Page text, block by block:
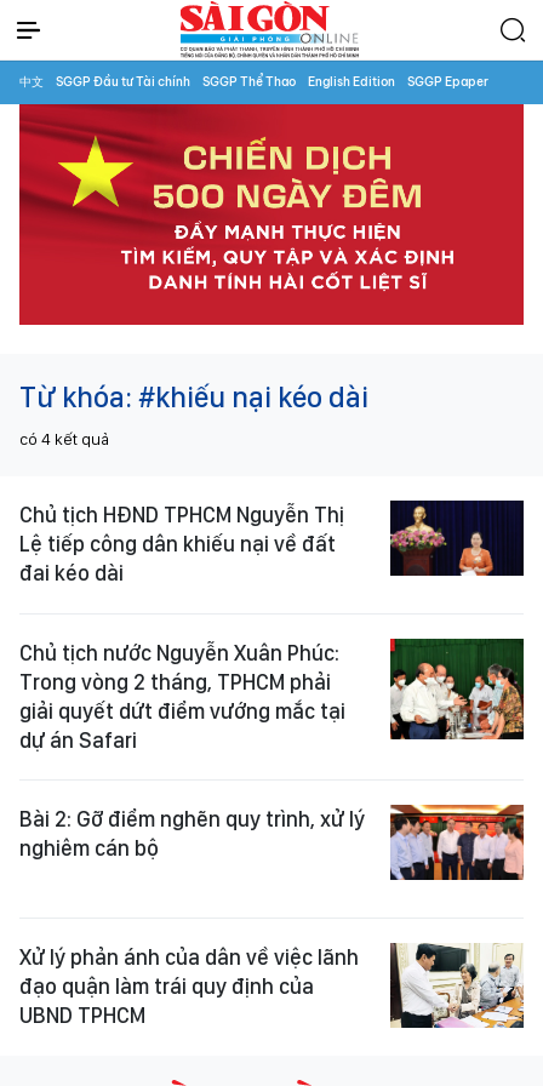
中文 SGGP Đầu tư Tài chính SGGP Thể Thao English Edition SGGP Epaper
Từ khóa: #khiếu nại kéo dài
có 4 kết quả
Chủ tịch HĐND TPHCM Nguyễn Thị
Lệ tiếp công dân khiếu nại về đất
đai kéo dài
Chủ tịch nước Nguyễn Xuân Phúc:
Trong vòng 2 tháng, TPHCM phải
giải quyết dứt điểm vướng mắc tại
dự án Safari
Bài 2: Gỡ điểm nghẽn quy trình, xử lý
nghiêm cán bộ
Xử lý phản ánh của dân về việc lãnh
đạo quận làm trái quy định của
UBND TPHCM